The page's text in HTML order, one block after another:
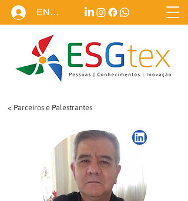
ENTRAR
< Parceiros e Palestrantes